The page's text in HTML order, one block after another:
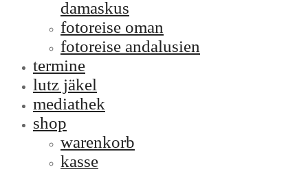
damaskus
fotoreise oman
fotoreise andalusien
termine
lutz jäkel
mediathek
shop
warenkorb
kasse